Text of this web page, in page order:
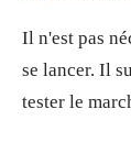
Il n'est pas
se lancer. Il
tester le